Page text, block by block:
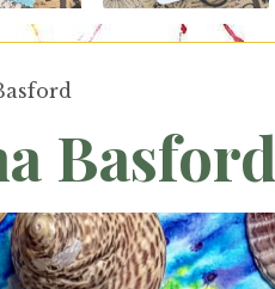
Basford